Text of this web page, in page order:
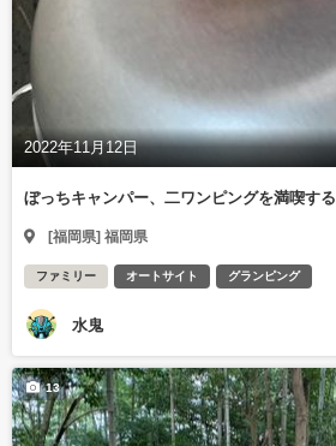
2022年11月12日
ぼっちキャンパー、二ワンピングを満喫する
[福岡県] 福岡県
ファミリー オートサイト グランピング
水鬼
13